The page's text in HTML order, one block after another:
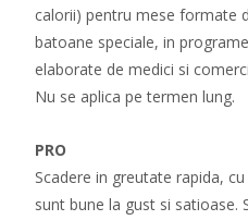
calorii) pentru mese formate
batoane speciale, in
elaborate de medici si
Nu se aplica pe termen lung.
PRO
Scadere in greutate rapida,
sunt bune la gust si satioase.